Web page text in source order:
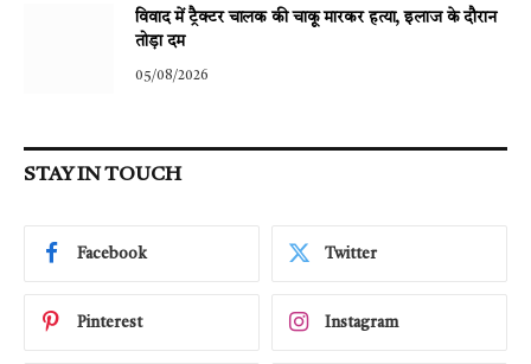
विवाद में ट्रैक्टर चालक की चाकू मारकर हत्या, इलाज के दौरान
तोड़ा दम
05/08/2026
STAY IN TOUCH
Facebook Twitter
Pinterest Instagram